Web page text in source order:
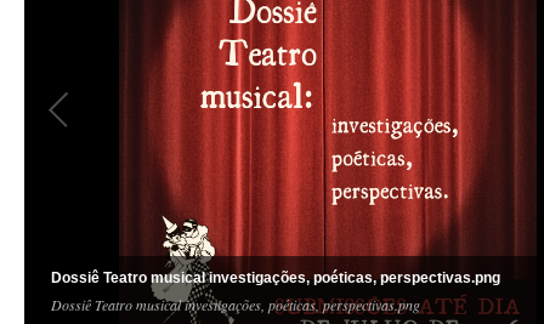
Dossiê Teatro musical investigações, poéticas, perspectivas.png
Dossiê Teatro musical investigações, poéticas, perspectivas.png